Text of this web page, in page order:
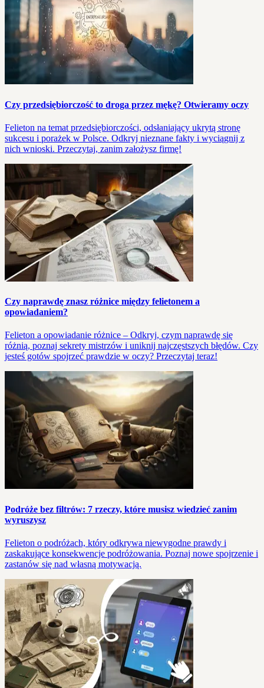
Czy przedsiębiorczość to droga przez mękę? Otwieramy oczy
Felieton na temat przedsiębiorczości, odsłaniający ukrytą stronę
sukcesu i porażek w Polsce. Odkryj nieznane fakty i wyciągnij z
nich wnioski. Przeczytaj, zanim założysz firmę!
Czy naprawdę znasz różnice między felietonem a
opowiadaniem?
Felieton a opowiadanie różnice – Odkryj, czym naprawdę się
różnią, poznaj sekrety mistrzów i uniknij najczęstszych błędów. Czy
jesteś gotów spojrzeć prawdzie w oczy? Przeczytaj teraz!
Podróże bez filtrów: 7 rzeczy, które musisz wiedzieć zanim
wyruszysz
Felieton o podróżach, który odkrywa niewygodne prawdy i
zaskakujące konsekwencje podróżowania. Poznaj nowe spojrzenie i
zastanów się nad własną motywacją.